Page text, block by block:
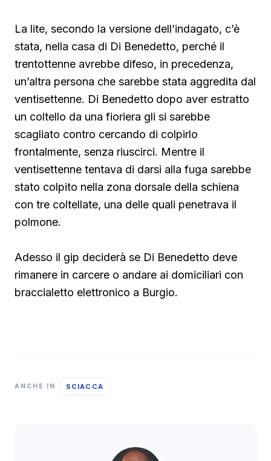
La lite, secondo la versione dell’indagato, c’è
stata, nella casa di Di Benedetto, perché il
trentottenne avrebbe difeso, in precedenza,
un’altra persona che sarebbe stata aggredita dal
ventisettenne. Di Benedetto dopo aver estratto
un coltello da una fioriera gli si sarebbe
scagliato contro cercando di colpirlo
frontalmente, senza riuscirci. Mentre il
ventisettenne tentava di darsi alla fuga sarebbe
stato colpito nella zona dorsale della schiena
con tre coltellate, una delle quali penetrava il
polmone.
Adesso il gip deciderà se Di Benedetto deve
rimanere in carcere o andare ai domiciliari con
braccialetto elettronico a Burgio.
ANCHE IN SCIACCA